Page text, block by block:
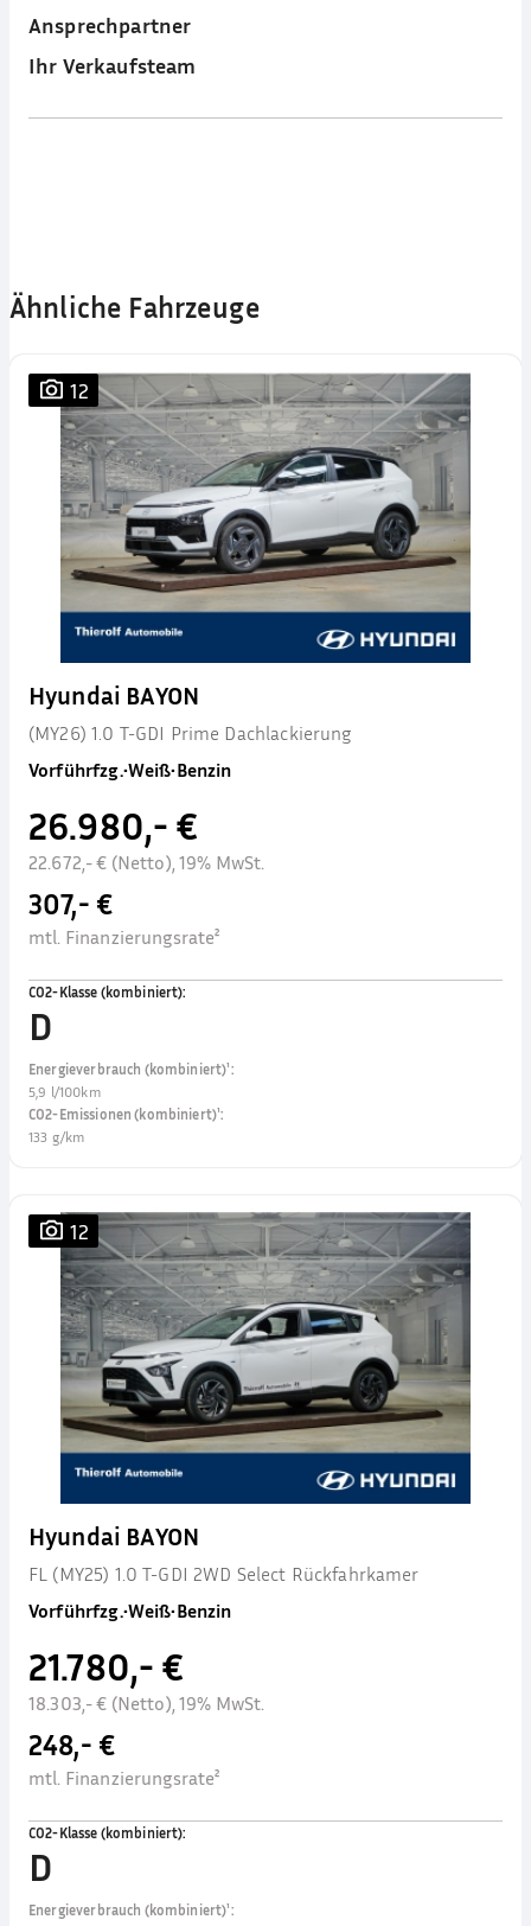
Ansprechpartner
Ihr Verkaufsteam
Ähnliche Fahrzeuge
12
Hyundai BAYON
(MY26) 1.0 T-GDI Prime Dachlackierung
Vorführfzg.•Weiß•Benzin
26.980,- €
22.672,- € (Netto), 19% MwSt.
307,- €
mtl. Finanzierungsrate²
CO2-Klasse (kombiniert):
D
Energieverbrauch (kombiniert)¹:
5,9 l/100km
CO2-Emissionen (kombiniert)¹:
133 g/km
12
Hyundai BAYON
FL (MY25) 1.0 T-GDI 2WD Select Rückfahrkamer
Vorführfzg.•Weiß•Benzin
21.780,- €
18.303,- € (Netto), 19% MwSt.
248,- €
mtl. Finanzierungsrate²
CO2-Klasse (kombiniert):
D
Energieverbrauch (kombiniert)¹: